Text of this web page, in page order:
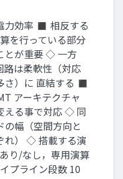
力効率 ◼ 相反する
を行っている部分
とが重要 ◇ 一方
路は柔軟性（対応
さ）に 直結する ◼
アーキテクチャ
える事で対応 ◇ 同
の幅（空間方向と
れ） ◇ 搭載する演
り/なし，専用演算
プライン段数 10